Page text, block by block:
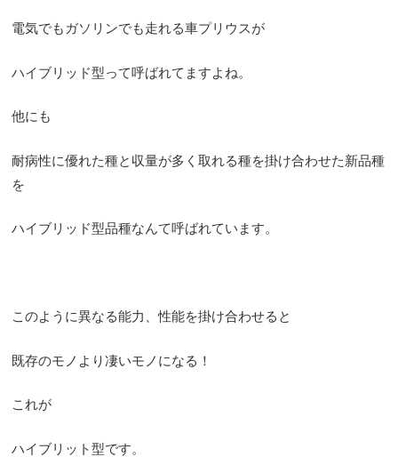
電気でもガソリンでも走れる車プリウスが
ハイブリッド型って呼ばれてますよね。
他にも
耐病性に優れた種と収量が多く取れる種を掛け合わせた新品種
を
ハイブリッド型品種なんて呼ばれています。
このように異なる能力、性能を掛け合わせると
既存のモノより凄いモノになる！
これが
ハイブリット型です。